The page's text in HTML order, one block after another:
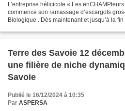
L’entreprise hélicicole « Les
commence son ramassage d’escargots
Biologique . Dès maintenant et jusqu’à la
Terre des Savoie 12
une filière de niche
Savoie
Publié le 16/12/2024 à 10:35
Par ASPERSA